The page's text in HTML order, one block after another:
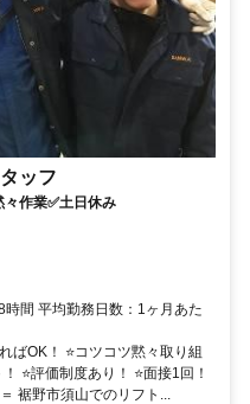
ッフ
作業✅土日休み
間 平均勤務日数：1ヶ月あた
ばOK！ ⭐コツコツ黙々取り組
⭐評価制度あり！ ⭐面接1回！
裾野市須山でのリフト...